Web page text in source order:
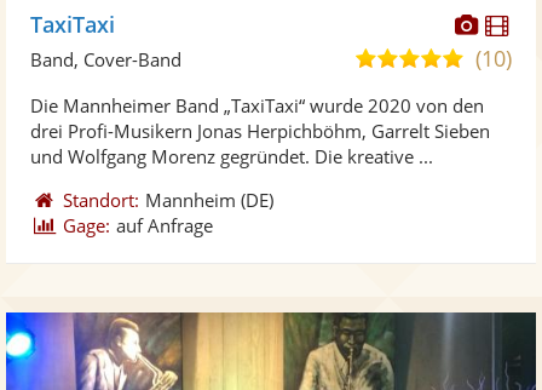
Fotos
TaxiTaxi
5,0
5
(10)
Band, Cover-Band
Die Mannheimer Band „TaxiTaxi“ wurde 2020 von den
drei Profi-Musikern Jonas Herpichböhm, Garrelt Sieben
und Wolfgang Morenz gegründet. Die kreative ...
Standort: Mannheim (DE)
Gage: auf Anfrage